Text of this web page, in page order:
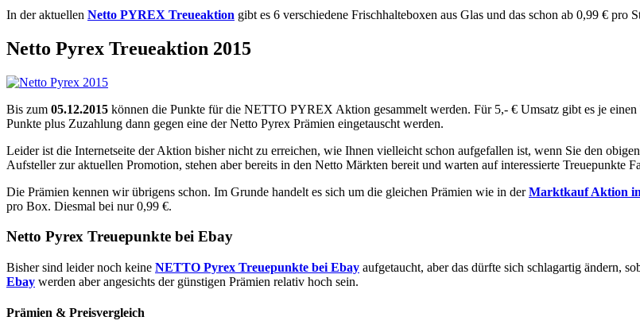
In der aktuellen Netto PYREX Treueaktion gibt es 6 verschiedene Frischhalteboxen aus Glas und das schon ab 0,99 €
Netto Pyrex Treueaktion 2015
Bis zum 05.12.2015 können die Punkte für die NETTO PYREX Aktion gesammelt werden. Für 5,- € Umsatz gibt es je
Punkte plus Zuzahlung dann gegen eine der Netto Pyrex Prämien eingetauscht werden.
Leider ist die Internetseite der Aktion bisher nicht zu erreichen, wie Ihnen vielleicht schon aufgefallen ist, wenn Sie den obigen
Aufsteller zur aktuellen Promotion, stehen aber bereits in den Netto Märkten bereit und warten auf interessierte Treuepunkte
Die Prämien kennen wir übrigens schon. Im Grunde handelt es sich um die gleichen Prämien wie in derMarktkauf Aktion
pro Box. Diesmal bei nur 0,99 €.
Netto Pyrex Treuepunkte bei Ebay
Bisher sind leider noch keine NETTO Pyrex Treuepunkte bei Ebay aufgetaucht, aber das dürfte sich schlagartig ändern,
Ebay werden aber angesichts der günstigen Prämien relativ hoch sein.
Prämien & Preisvergleich